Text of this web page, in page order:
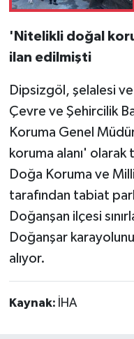
'Nitelikli doğal
ilan edilmişti
Dipsizgöl, şelalesi ve
Çevre ve Şehircilik
Koruma Genel
koruma alanı' olarak
Doğa Koruma ve
tarafından tabiat
Doğanşan ilçesi
Doğanşar
alıyor.
Kaynak: İHA